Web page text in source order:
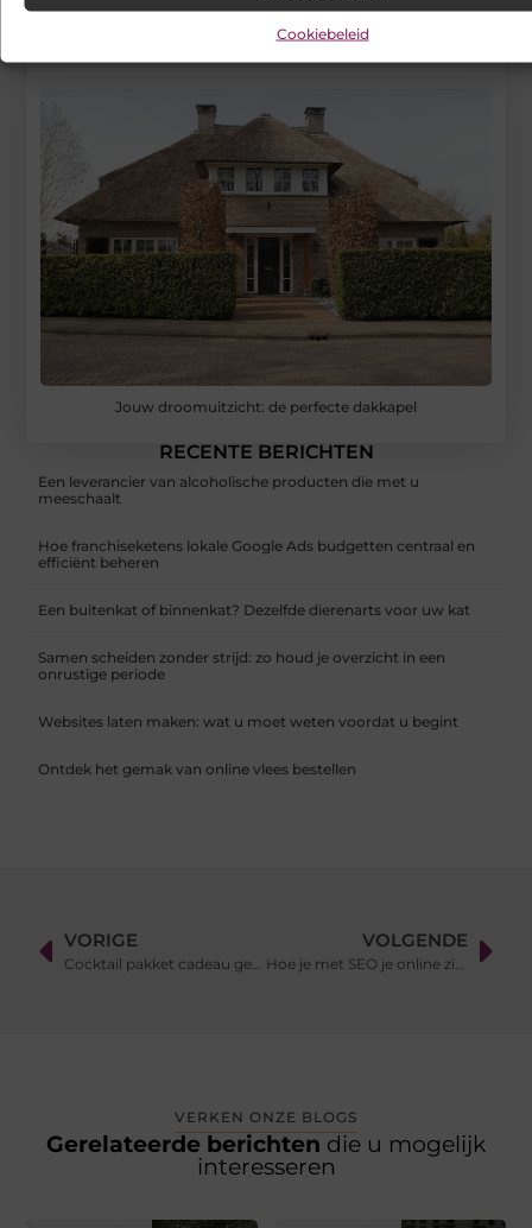
Cookiebeleid
Jouw droomuitzicht: de perfecte dakkapel
RECENTE BERICHTEN
Een leverancier van alcoholische producten die met u
meeschaalt
Hoe franchiseketens lokale Google Ads budgetten centraal en
efficiënt beheren
Een buitenkat of binnenkat? Dezelfde dierenarts voor uw kat
Samen scheiden zonder strijd: zo houd je overzicht in een
onrustige periode
Websites laten maken: wat u moet weten voordat u begint
Ontdek het gemak van online vlees bestellen
VORIGE
Cocktail pakket cadeau geven?
VOLGENDE
Hoe je met SEO je online zichtbaarheid in Weert kunt vergroten
VERKEN ONZE BLOGS
Gerelateerde berichten die u mogelijk
interesseren